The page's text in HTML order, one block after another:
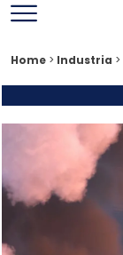
Home > Industria >